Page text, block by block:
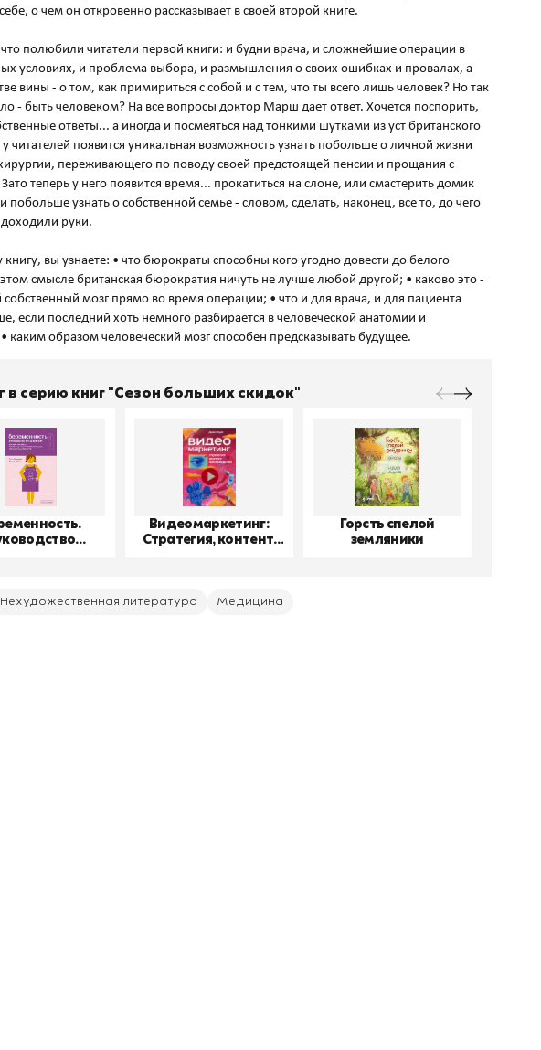
о чем он откровенно рассказывает в своей второй книге.
что полюбили читатели первой книги: и будни врача, и сложнейшие операции в
условиях, и проблема выбора, и размышления о своих ошибках и провалах, а
вины - о том, как примириться с собой и с тем, что ты всего лишь человек? Но так
- быть человеком? На все вопросы доктор Марш дает ответ. Хочется поспорить,
ответы... а иногда и посмеяться над тонкими шутками из уст британского
читателей появится уникальная возможность узнать побольше о личной жизни
переживающего по поводу своей предстоящей пенсии и прощания с
теперь у него появится время... прокатиться на слоне, или смастерить домик
побольше узнать о собственной семье - словом, сделать, наконец, все то, до чего
доходили руки.
книгу, вы узнаете: • что бюрократы способны кого угодно довести до белого
смысле британская бюрократия ничуть не лучше любой другой; • каково это -
собственный мозг прямо во время операции; • что и для врача, и для пациента
если последний хоть немного разбирается в человеческой анатомии и
в серию книг "Сезон больших скидок"
Видеомаркетинг:
Стратегия, контент,
Горсть спелой
земляники
Нехудожественная литература Медицина